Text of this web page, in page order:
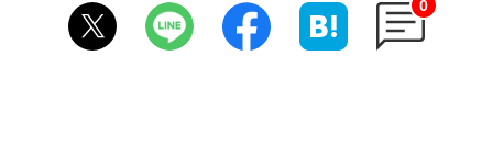
0